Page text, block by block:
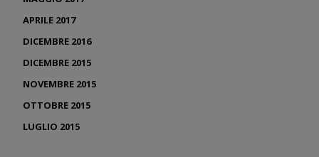
APRILE 2017
DICEMBRE 2016
DICEMBRE 2015
NOVEMBRE 2015
OTTOBRE 2015
LUGLIO 2015